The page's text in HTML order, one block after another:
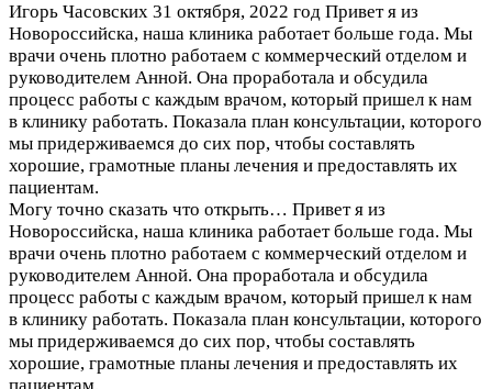
Игорь Часовских 31 октября, 2022 год Привет я из
Новороссийска, наша клиника работает больше года. Мы
врачи очень плотно работаем с коммерческий отделом и
руководителем Анной. Она проработала и обсудила
процесс работы с каждым врачом, который пришел к нам
в клинику работать. Показала план консультации, которого
мы придерживаемся до сих пор, чтобы составлять
хорошие, грамотные планы лечения и предоставлять их
пациентам.
Могу точно сказать что открыть… Привет я из
Новороссийска, наша клиника работает больше года. Мы
врачи очень плотно работаем с коммерческий отделом и
руководителем Анной. Она проработала и обсудила
процесс работы с каждым врачом, который пришел к нам
в клинику работать. Показала план консультации, которого
мы придерживаемся до сих пор, чтобы составлять
хорошие, грамотные планы лечения и предоставлять их